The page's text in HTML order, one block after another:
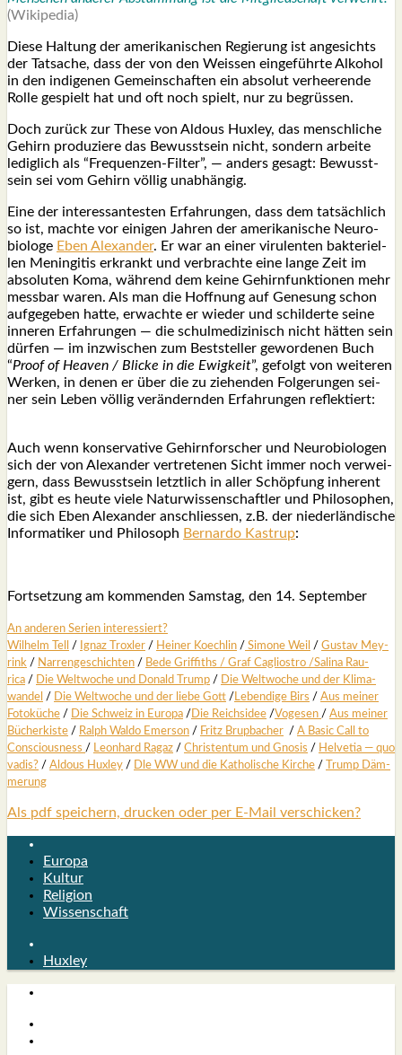
(Wiki­pe­dia)
Die­se Hal­tung der ame­ri­ka­ni­schen Regie­rung ist ange­sichts
der Tat­sa­che, dass der von den Weis­sen ein­ge­führ­te Alko­hol
in den indi­ge­nen Gemein­schaf­ten ein abso­lut ver­hee­ren­de
Rol­le gespielt hat und oft noch spielt, nur zu begrüs­sen.
Doch zurück zur The­se von Aldous Hux­ley, das mensch­li­che
Gehirn pro­du­zie­re das Bewusst­sein nicht, son­dern arbei­te
ledig­lich als “Fre­quen­zen-Fil­ter”, — anders gesagt: Bewusst­
sein sei vom Gehirn völ­lig unab­hän­gig.
Eine der inter­es­san­tes­ten Erfah­run­gen, dass dem tat­säch­lich
so ist, mach­te vor eini­gen Jah­ren der ame­ri­ka­ni­sche Neu­ro­
bio­lo­ge Eben Alex­an­der. Er war an einer viru­len­ten bak­te­ri­el­
len Menin­gi­tis erkrankt und ver­brach­te eine lan­ge Zeit im
abso­lu­ten Koma, wäh­rend dem kei­ne Gehirn­funk­tio­nen mehr
mess­bar waren. Als man die Hoff­nung auf Gene­sung schon
auf­ge­ge­ben hat­te, erwach­te er wie­der und schil­der­te sei­ne
inne­ren Erfah­run­gen — die schul­me­di­zi­nisch nicht hät­ten sein
dür­fen — im inzwi­schen zum Best­stel­ler gewor­de­nen Buch
“Pro­of of Hea­ven / Bli­cke in die Ewig­keit”, gefolgt von wei­te­ren
Wer­ken, in denen er über die zu zie­hen­den Fol­ge­run­gen sei­
ner sein Leben völ­lig ver­än­dern­den Erfah­run­gen reflek­tiert:
Auch wenn kon­ser­va­ti­ve Gehirn­for­scher und Neu­ro­bio­lo­gen
sich der von Alex­an­der ver­tre­te­nen Sicht immer noch ver­wei­
gern, dass Bewusst­sein letzt­lich in aller Schöp­fung inher­ent
ist, gibt es heu­te vie­le Natur­wis­sen­schaft­ler und Phi­lo­so­phen,
die sich Eben Alex­an­der anschlies­sen, z.B. der nie­der­län­di­sche
Infor­ma­ti­ker und Phi­lo­soph Ber­nar­do Kastrup:
Fort­set­zung am kom­men­den Sams­tag, den 14. Sep­tem­ber
An ande­ren Seri­en inter­es­siert?
Wil­helm Tell
/ Ignaz Trox­ler / Hei­ner Koech­lin / Simo­ne Weil / Gus­tav Mey­
rink / Nar­ren­ge­schich­ten / Bede Grif­fiths / Graf Cagli­os­tro /Sali­na Rau­
rica / Die Welt­wo­che und Donald Trump / Die Welt­wo­che und der Kli­ma­
wan­del / Die Welt­wo­che und der lie­be Gott / Leben­di­ge Birs / Aus mei­ner
Foto­kü­che / Die Schweiz in Euro­pa / Die Reichs­idee /Voge­sen / Aus mei­ner
Bücher­kis­te / Ralph Wal­do Emer­son / Fritz Brup­ba­cher / A Basic Call to
Con­scious­ness / Leon­hard Ragaz / Chris­ten­tum und Gno­sis / Hel­ve­tia — quo
vadis? / Aldous Hux­ley / Dle WW und die Katho­li­sche Kir­che /
Trump Däm­
me­rung
Als pdf speichern, drucken oder per E-Mail verschicken?
Europa
Kultur
Religion
Wissenschaft
Huxley